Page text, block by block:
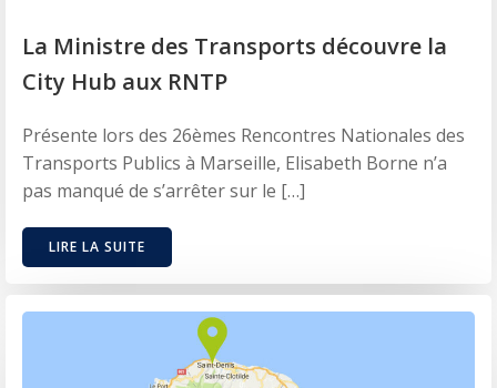
La Ministre des Transports découvre la
City Hub aux RNTP
Présente lors des 26èmes Rencontres Nationales des
Transports Publics à Marseille, Elisabeth Borne n’a
pas manqué de s’arrêter sur le […]
LIRE LA SUITE